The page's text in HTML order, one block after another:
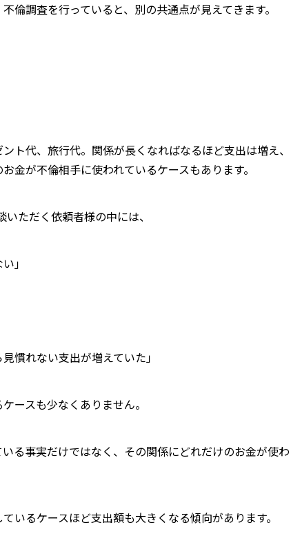
倫調査を行っていると、別の共通点が見えてきます。
ト代、旅行代。関係が長くなればなるほど支出は増え、
金が不倫相手に使われているケースもあります。
ただく依頼者様の中には、
」
慣れない支出が増えていた」
ースも少なくありません。
る事実だけではなく、その関係にどれだけのお金が使わ
いるケースほど支出額も大きくなる傾向があります。